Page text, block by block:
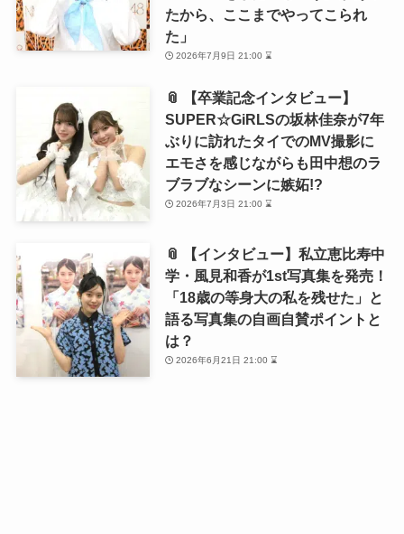
たから、ここまでやってこられ
た」
2026年7月9日 21:00 ⌛
📎 【卒業記念インタビュー】
SUPER☆GiRLSの坂林佳奈が7年
ぶりに訪れたタイでのMV撮影に
エモさを感じながらも田中想のラ
ブラブなシーンに嫉妬!?
2026年7月3日 21:00 ⌛
📎 【インタビュー】私立恵比寿中
学・風見和香が1st写真集を発売！
「18歳の等身大の私を残せた」と
語る写真集の自画自賛ポイントと
は？
2026年6月21日 21:00 ⌛